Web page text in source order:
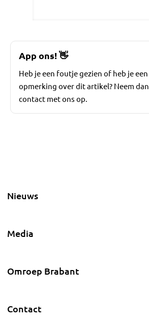
App ons!👋
Heb je een foutje gezien of heb je een
opmerking over dit artikel? Neem dan
contact met ons op.
Nieuws
Media
Omroep Brabant
Contact